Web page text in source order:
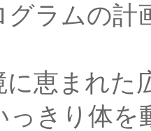
グラムの
に恵まれ
っきり体を